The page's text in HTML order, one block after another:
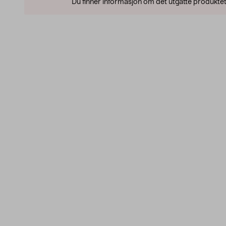
Du finner informasjon om det utgåtte